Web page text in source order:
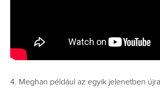
4. Meghan például az egyik jelenetben